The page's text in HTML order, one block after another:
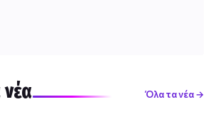
νέα Όλα τα νέα →